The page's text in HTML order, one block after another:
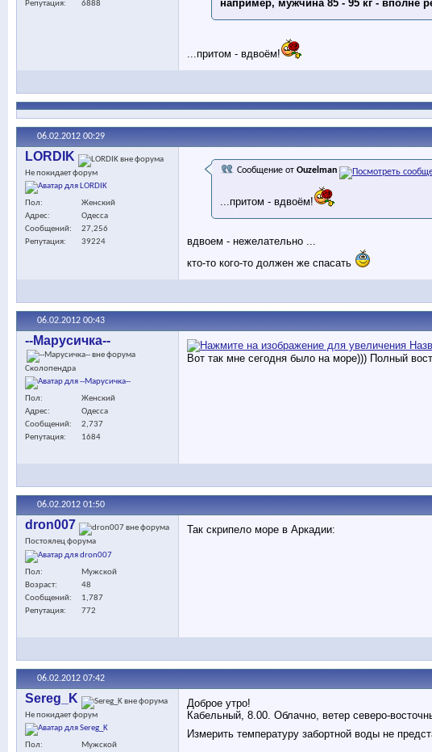
Репутация
6888
например, мужчина 85 - 95 кг - вполне
...притом - вдвоём!
06.02.2012 00:29
LORDIK
Не покидает форум
Пол
Женский
Адрес
Одесса
Сообщений
27,256
Репутация
39224
Сообщение от Ouzelman
...притом - вдвоём!
вдвоем - нежелательно ...
кто-то кого-то должен же спасать
06.02.2012 00:43
--Марусичка--
Сколопендра
Пол
Женский
Адрес
Одесса
Сообщений
2,737
Репутация
1684
Вот так мне сегодня было на море))) Полный
06.02.2012 01:50
dron007
Постоялец форума
Пол
Мужской
Возраст
48
Сообщений
1,787
Репутация
772
Так скрипело море в Аркадии:
06.02.2012 07:42
Sereg_K
Не покидает форум
Пол
Мужской
Доброе утро!
Кабельный, 8.00. Облачно, ветер северо-
Измерить температуру забортной воды не